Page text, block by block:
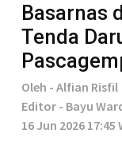
Basarnas
Tenda
Oleh - Alfian Risfil
Editor - Bayu
16 Jun 2026 17:45